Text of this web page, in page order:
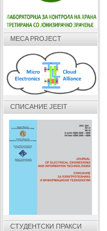
MECA PROJECT
СПИСАНИЕ JEEIT
СТУДЕНТСКИ ПРАКСИ